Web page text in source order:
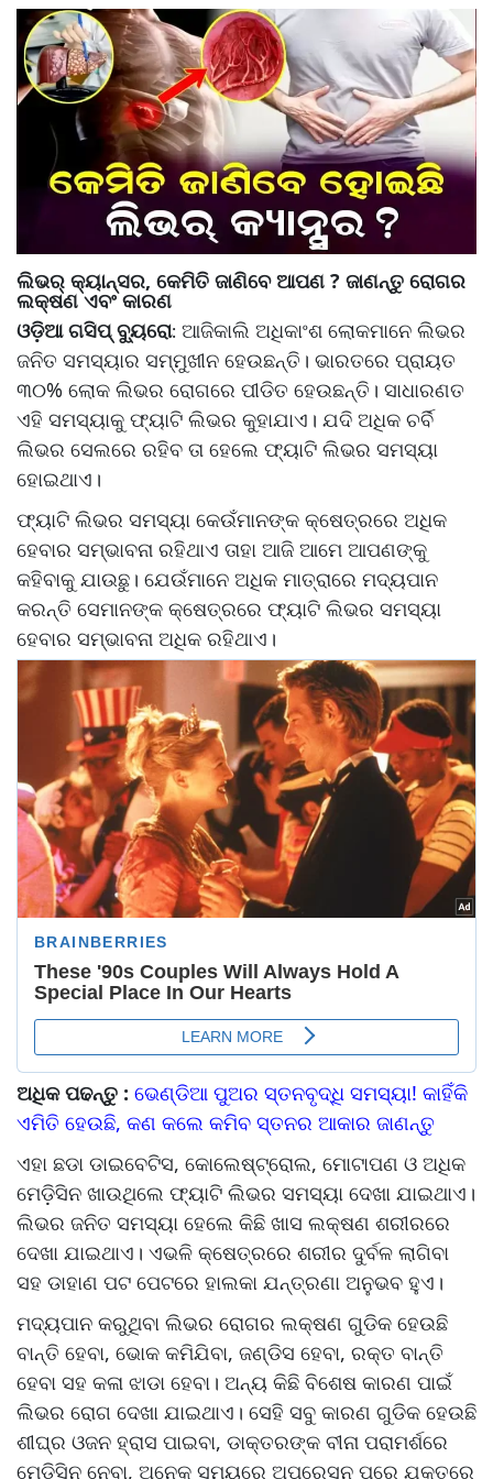
ଲିଭର୍ କ୍ୟାନ୍ସର, କେମିତି ଜାଣିବେ ଆପଣ ? ଜାଣନ୍ତୁ ରୋଗର
ଲକ୍ଷଣ ଏବଂ କାରଣ
ଓଡ଼ିଆ ଗସିପ୍ ବ୍ୟୁରୋ: ଆଜିକାଲି ଅଧିକାଂଶ ଲୋକମାନେ ଲିଭର
ଜନିତ ସମସ୍ୟାର ସମ୍ମୁଖୀନ ହେଉଛନ୍ତି। ଭାରତରେ ପ୍ରାୟତ
୩୦% ଲୋକ ଲିଭର ରୋଗରେ ପୀଡିତ ହେଉଛନ୍ତି। ସାଧାରଣତ
ଏହି ସମସ୍ୟାକୁ ଫ୍ୟାଟି ଲିଭର କୁହାଯାଏ। ଯଦି ଅଧିକ ଚର୍ବି
ଲିଭର ସେଲରେ ରହିବ ତା ହେଲେ ଫ୍ୟାଟି ଲିଭର ସମସ୍ୟା
ହୋଇଥାଏ।
ଫ୍ୟାଟି ଲିଭର ସମସ୍ୟା କେଉଁମାନଙ୍କ କ୍ଷେତ୍ରରେ ଅଧିକ
ହେବାର ସମ୍ଭାବନା ରହିଥାଏ ତାହା ଆଜି ଆମେ ଆପଣଙ୍କୁ
କହିବାକୁ ଯାଉଛୁ। ଯେଉଁମାନେ ଅଧିକ ମାତ୍ରାରେ ମଦ୍ୟପାନ
କରନ୍ତି ସେମାନଙ୍କ କ୍ଷେତ୍ରରେ ଫ୍ୟାଟି ଲିଭର ସମସ୍ୟା
ହେବାର ସମ୍ଭାବନା ଅଧିକ ରହିଥାଏ।
ଅଧିକ ପଢନ୍ତୁ : ଭେଣ୍ଡିଆ ପୁଅର ସ୍ତନବୃଦ୍ଧି ସମସ୍ୟା! କାହିଁକି
ଏମିତି ହେଉଛି, କଣ କଲେ କମିବ ସ୍ତନର ଆକାର ଜାଣନ୍ତୁ
ଏହା ଛଡା ଡାଇବେଟିସ, କୋଲେଷ୍ଟ୍ରୋଲ, ମୋଟାପଣ ଓ ଅଧିକ
ମେଡ଼ିସିନ ଖାଉଥିଲେ ଫ୍ୟାଟି ଲିଭର ସମସ୍ୟା ଦେଖା ଯାଇଥାଏ।
ଲିଭର ଜନିତ ସମସ୍ୟା ହେଲେ କିଛି ଖାସ ଲକ୍ଷଣ ଶରୀରରେ
ଦେଖା ଯାଇଥାଏ। ଏଭଳି କ୍ଷେତ୍ରରେ ଶରୀର ଦୁର୍ବଳ ଲାଗିବା
ସହ ଡାହାଣ ପଟ ପେଟରେ ହାଲକା ଯନ୍ତ୍ରଣା ଅନୁଭବ ହୁଏ।
ମଦ୍ୟପାନ କରୁଥିବା ଲିଭର ରୋଗର ଲକ୍ଷଣ ଗୁଡିକ ହେଉଛି
ବାନ୍ତି ହେବା, ଭୋକ କମିଯିବା, ଜଣ୍ଡିସ ହେବା, ରକ୍ତ ବାନ୍ତି
ହେବା ସହ କଳା ଝାଡା ହେବା। ଅନ୍ୟ କିଛି ବିଶେଷ କାରଣ ପାଇଁ
ଲିଭର ରୋଗ ଦେଖା ଯାଇଥାଏ। ସେହି ସବୁ କାରଣ ଗୁଡିକ ହେଉଛି
ଶୀଘ୍ର ଓଜନ ହ୍ରାସ ପାଇବା, ଡାକ୍ତରଙ୍କ ବୀନା ପରାମର୍ଶରେ
ମେଡ଼ିସିନ ନେବା, ଅନେକ ସମୟରେ ଅପରେସନ ପରେ ଯକୃତରେ